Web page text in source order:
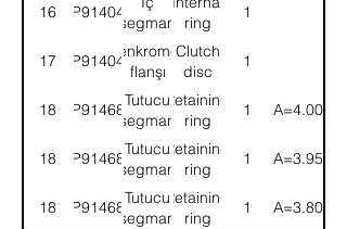
16 9P914047
segman
ring
1
17 9P914046
Senkromeç
flanşı
Clutch
disc
1
18 9P914682
Tutucu
segman
Retaining
ring
1 (A=4.00)
18 9P914683
Tutucu
segman
Retaining
ring
1 (A=3.95)
18 9P914686
Tutucu
segman
Retaining
ring
1 (A=3.80)